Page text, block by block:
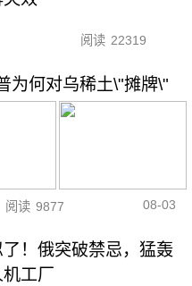
阅读 22319
为何对乌稀土\"摊牌\"
阅读 9877 08-03
！俄突破禁忌，猛轰
工厂